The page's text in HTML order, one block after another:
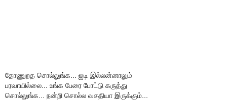
தோணுறத சொல்லுங்க... ஐடி இல்லன்னாலும்
பரவாயில்லை... உங்க பேரை போட்டு கருத்து
சொல்லுங்க... நன்றி சொல்ல வசதியா இருக்கும்...